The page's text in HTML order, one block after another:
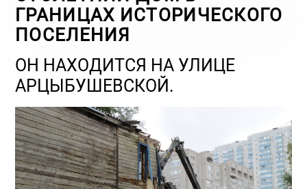
ГРАНИЦАХ ИСТОРИЧЕСКОГО
ПОСЕЛЕНИЯ
ОН НАХОДИТСЯ НА УЛИЦЕ
АРЦЫБУШЕВСКОЙ.